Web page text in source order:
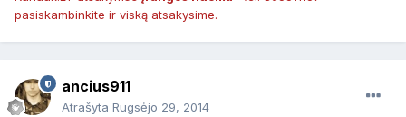
pasiskambinkite ir viską atsakysime.
ancius911
Atrašyta Rugsėjo 29, 2014